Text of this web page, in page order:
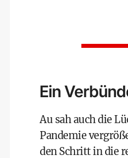
Ein
Au sah auch die
Pandemie
den Schritt in die